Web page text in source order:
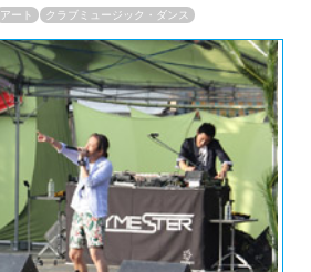
簡体中文
繁體中文
English
ภาษาไทย
tiéng Viêt
Bahasa Indonesia
アート クラブミュージック・ダンス